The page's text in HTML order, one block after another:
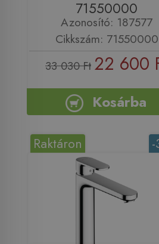
71550000
Azonosító: 187577
Cikkszám: 71550000
33 030 Ft 22 600
Kosárba
Raktáron